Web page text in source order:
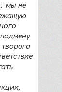
мы не